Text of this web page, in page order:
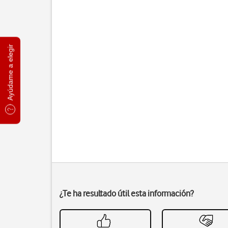
Ayúdame a elegir
¿Te ha resultado útil esta información?